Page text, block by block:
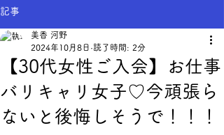
記事
【30代女性ご入会】お仕事
バリキャリ女子♡今頑張ら
ないと後悔しそうで！！！
美香 河野
2024年10月8日 読了時間: 2分